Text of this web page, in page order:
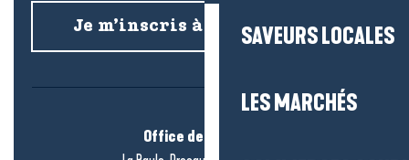
SAVEURS LOCALES
LES MARCHÉS
Je m’inscris à la newsletter
Office de tourisme